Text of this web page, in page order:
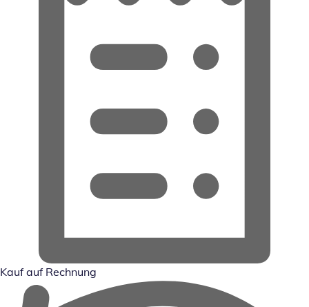
Kauf auf Rechnung